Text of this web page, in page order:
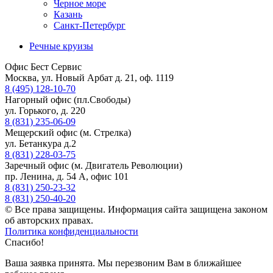
Черное море
Казань
Санкт-Петербург
Речные круизы
Офис Бест Сервис
Москва, ул. Новый Арбат д. 21, оф. 1119
8 (495) 128-10-70
Нагорный офис (пл.Свободы)
ул. Горького, д. 220
8 (831) 235-06-09
Мещерский офис (м. Стрелка)
ул. Бетанкура д.2
8 (831) 228-03-75
Заречный офис (м. Двигатель Революции)
пр. Ленина, д. 54 А, офис 101
8 (831) 250-23-32
8 (831) 250-40-20
© Все права защищены. Информация сайта защищена законом
об авторских правах.
Политика конфиденциальности
Спасибо!
Ваша заявка принята. Мы перезвоним Вам в ближайшее